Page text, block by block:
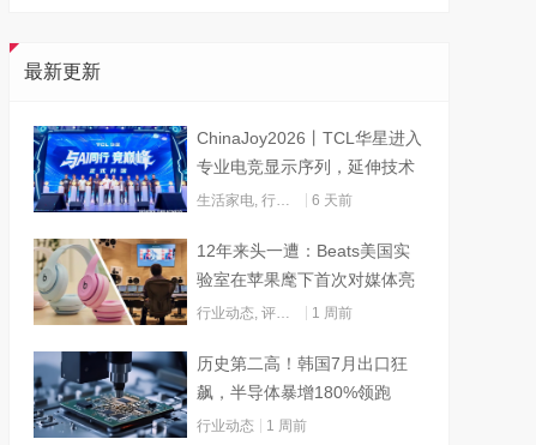
最新更新
ChinaJoy2026丨TCL华星进入
专业电竞显示序列，延伸技术
边界赋能AI算力
生活家电 行业动态 6 天前
12年来头一遭：Beats美国实
验室在苹果麾下首次对媒体亮
灯
行业动态 评测试用 1 周前
历史第二高！韩国7月出口狂
飙，半导体暴增180%领跑
行业动态 1 周前